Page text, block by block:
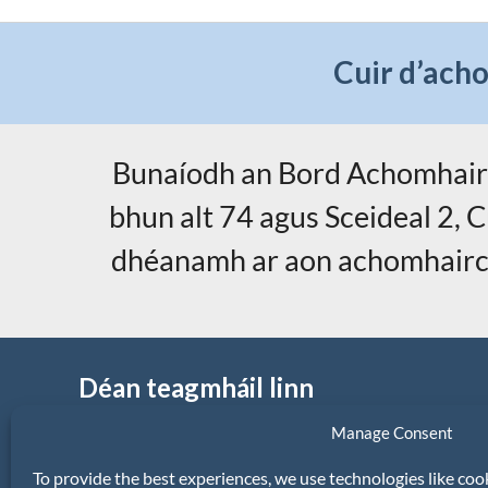
Manage Consent
To provide the best experiences, we use technologies like
Cuir
Bunaíodh an Bord
bhun alt 74 agus Sceideal 2,
dhéanamh ar aon
Déan teagmháil linn
An Bord Achomhairc um Sheirbhísí Maoine
Rúnaí